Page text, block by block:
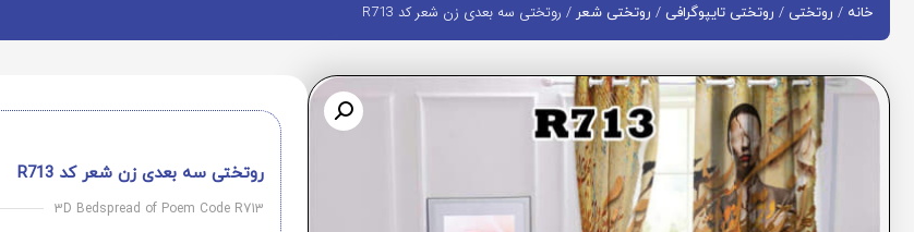
خانه / روتختی / روتختی تایپوگرافی / روتختی شعر/ روتختی سه بعدی زن شعر کد R713
روتختی سه بعدی زن شعر کد R713
3D Bedspread of Poem Code R713